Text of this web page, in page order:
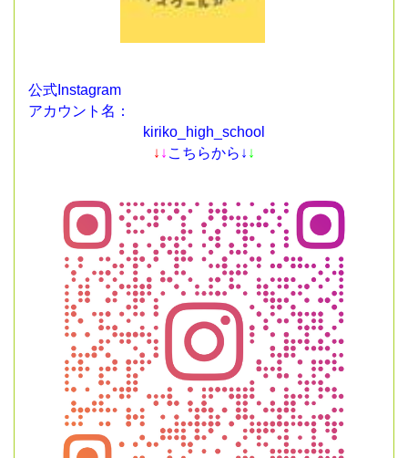
公式Instagram
アカウント名：
kiriko_high_school
↓ ↓ こちらから↓ ↓